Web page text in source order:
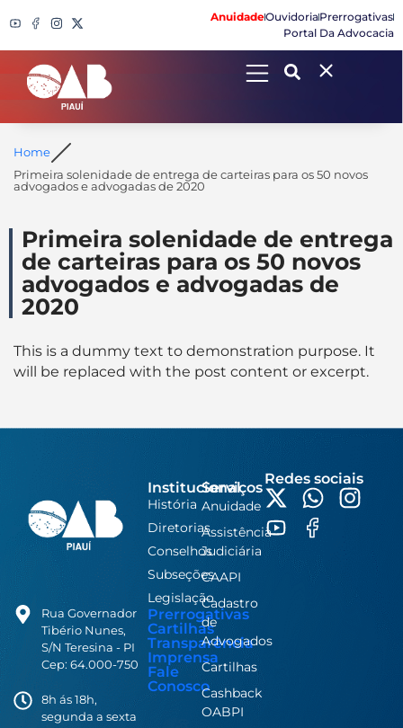
AnuidadeOuvidoriaPrerrogativas
Portal Da Advocacia
Search
Home
Primeira solenidade de entrega de carteiras para os 50 novos
advogados e advogadas de 2020
Primeira solenidade de entrega
de carteiras para os 50 novos
advogados e advogadas de
2020
This is a dummy text to demonstration purpose. It
will be replaced with the post content or excerpt.
Rua Governador
Tibério Nunes,
S/N Teresina - PI
Cep: 64.000-750
8h ás 18h,
segunda a sexta
Institucional
História
Diretorias
Conselhos
Subseções
Legislação
Prerrogativas
Cartilhas
Transparência
Imprensa
Fale
Conosco
Serviços
Anuidade
Assistência
Judiciária
CAAPI
Cadastro
de
Advogados
Cartilhas
Cashback
OABPI
Redes sociais